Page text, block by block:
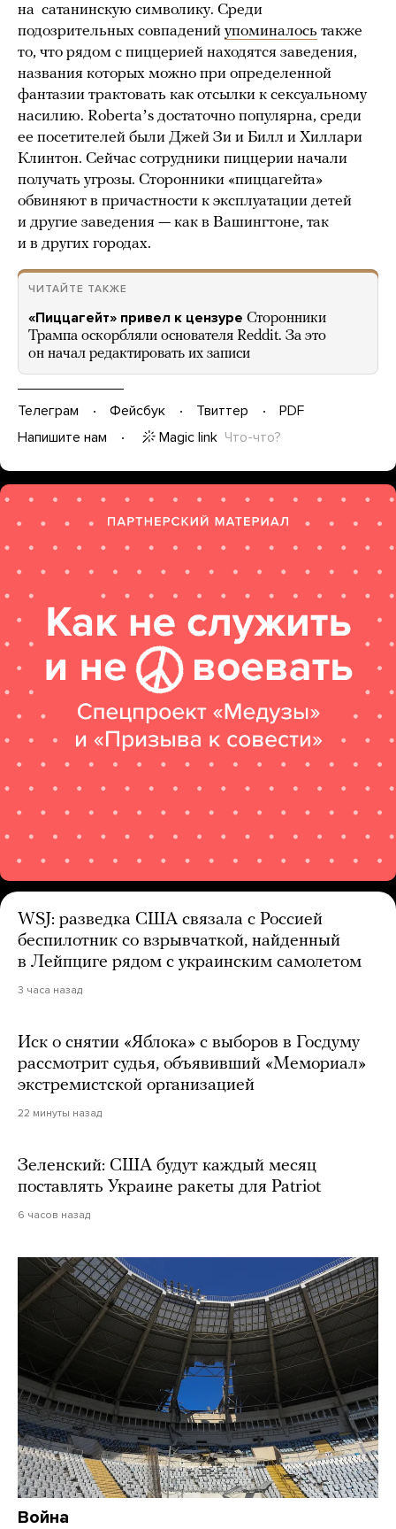
на сатанинскую символику. Среди
подозрительных совпадений упоминалось также
то, что рядом с пиццерией находятся заведения,
названия которых можно при определенной
фантазии трактовать как отсылки к сексуальному
насилию. Robertaʼs достаточно популярна, среди
ее посетителей были Джей Зи и Билл и Хиллари
Клинтон. Сейчас сотрудники пиццерии начали
получать угрозы. Сторонники «пиццагейта»
обвиняют в причастности к эксплуатации детей
и другие заведения — как в Вашингтоне, так
и в других городах.
ЧИТАЙТЕ ТАКЖЕ
«Пиццагейт» привел к цензуре Сторонники
Трампа оскорбляли основателя Reddit. За это
он начал редактировать их записи
Телеграм Фейсбук Твиттер
PDF
Напишите нам
Magic link Что-что?
WSJ: разведка США связала с Россией
беспилотник со взрывчаткой, найденный
в Лейпциге рядом с украинским самолетом
3 часа назад
Иск о снятии «Яблока» с выборов в Госдуму
рассмотрит судья, объявивший «Мемориал»
экстремистской организацией
22 минуты назад
Зеленский: США будут каждый месяц
поставлять Украине ракеты для Patriot
6 часов назад
Война